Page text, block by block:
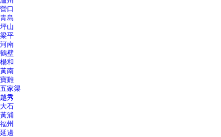
營口
青島
坪山
梁平
河南
鶴壁
楊和
黃南
寶雞
五家渠
越秀
大石
黃浦
福州
延邊